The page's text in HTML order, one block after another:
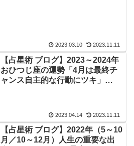
2023.03.10 2023.11.11
【占星術 ブログ】2023～2024年
おひつじ座の運勢「4月は最終チ
ャンス自主的な行動にツキ」
2023.04.14 2023.11.11
【占星術 ブログ】2022年（5～10
月／10～12月）人生の重要な出